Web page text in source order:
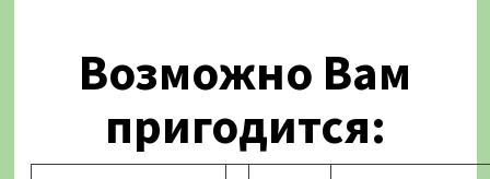
Возможно Вам
пригодится: